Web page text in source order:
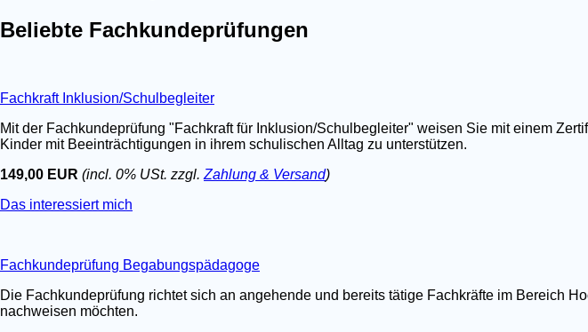
Beliebte Fachkundeprüfungen
Fachkraft Inklusion/Schulbegleiter
Mit der Fachkundeprüfung "Fachkraft für Inklusion/Schulbegleiter" weisen Sie mit einem
Kinder mit Beeinträchtigungen in ihrem schulischen Alltag zu unterstützen.
149,00 EUR (incl. 0% USt. zzgl. Zahlung & Versand)
Das interessiert mich
Fachkundeprüfung Begabungspädagoge
Die Fachkundeprüfung richtet sich an angehende und bereits tätige Fachkräfte im Bereich
nachweisen möchten.